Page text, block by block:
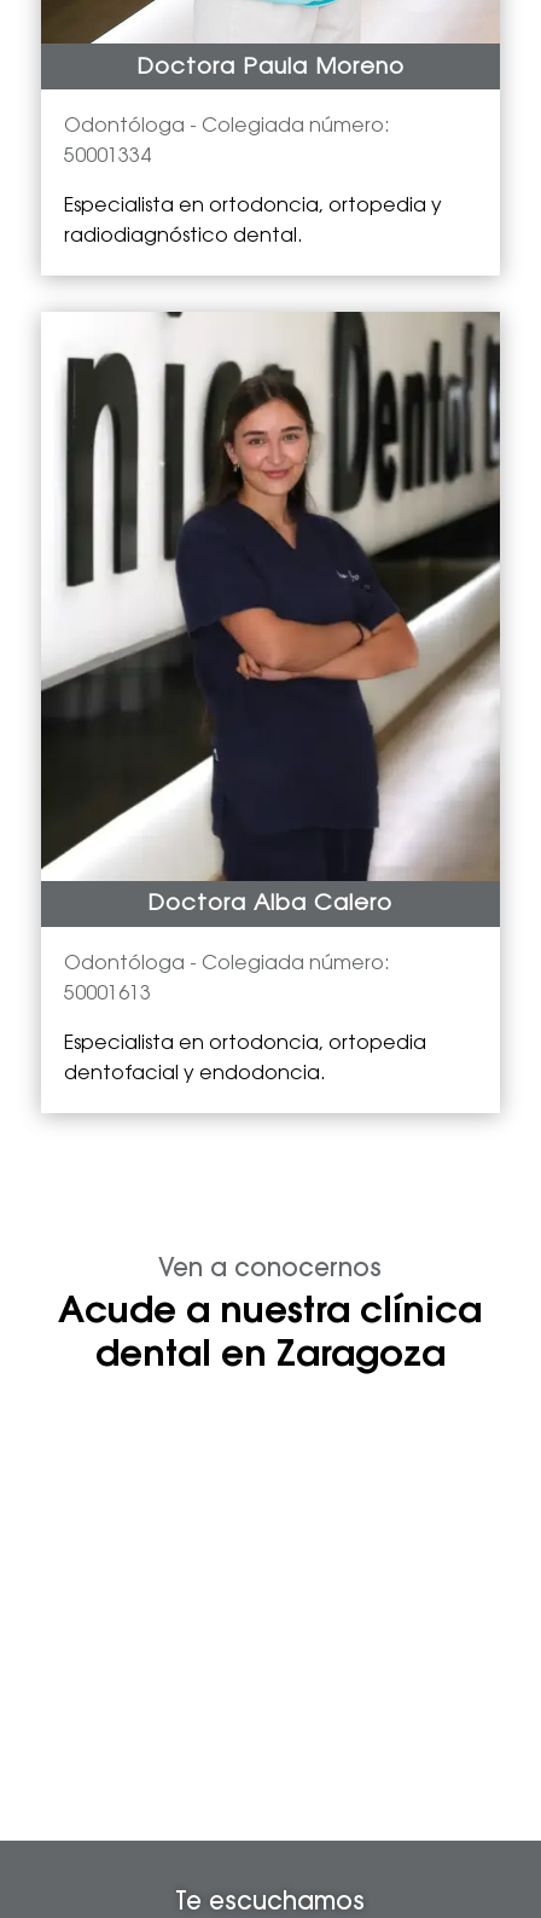
Doctora Paula Moreno
Odontóloga - Colegiada número:
50001334
Especialista en ortodoncia, ortopedia y
radiodiagnóstico dental.
Doctora Alba Calero
Odontóloga - Colegiada número:
50001613
Especialista en ortodoncia, ortopedia
dentofacial y endodoncia.
Ven a conocernos
Acude a nuestra clínica
dental en Zaragoza
Te escuchamos